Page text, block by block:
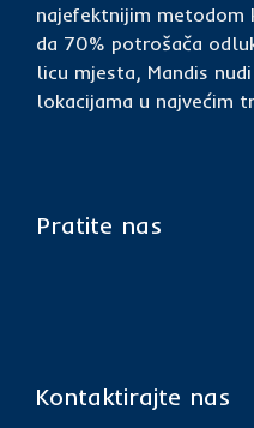
najefektnijim metodom
da 70% potrošača
licu mjesta, Mandis
lokacijama u najvećim
Pratite nas
Kontaktirajte nas